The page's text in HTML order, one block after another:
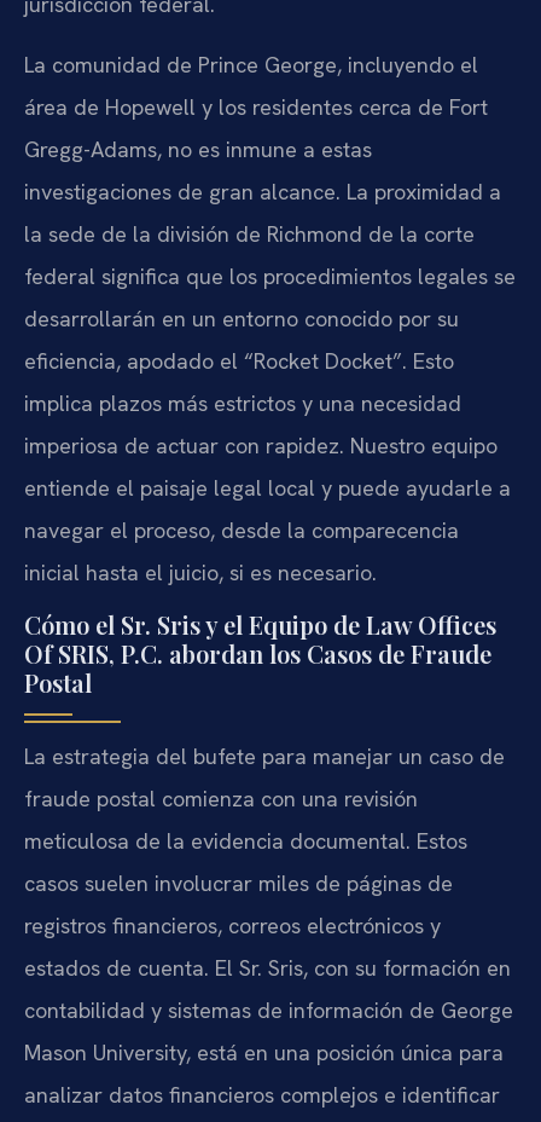
La comunidad de Prince George, incluyendo el
área de Hopewell y los residentes cerca de Fort
Gregg-Adams, no es inmune a estas
investigaciones de gran alcance. La proximidad a
la sede de la división de Richmond de la corte
federal significa que los procedimientos legales se
desarrollarán en un entorno conocido por su
eficiencia, apodado el “Rocket Docket”. Esto
implica plazos más estrictos y una necesidad
imperiosa de actuar con rapidez. Nuestro equipo
entiende el paisaje legal local y puede ayudarle a
navegar el proceso, desde la comparecencia
inicial hasta el juicio, si es necesario.
Cómo el Sr. Sris y el Equipo de Law Offices
Of SRIS, P.C. abordan los Casos de Fraude
Postal
La estrategia del bufete para manejar un caso de
fraude postal comienza con una revisión
meticulosa de la evidencia documental. Estos
casos suelen involucrar miles de páginas de
registros financieros, correos electrónicos y
estados de cuenta. El Sr. Sris, con su formación en
contabilidad y sistemas de información de George
Mason University, está en una posición única para
analizar datos financieros complejos e identificar